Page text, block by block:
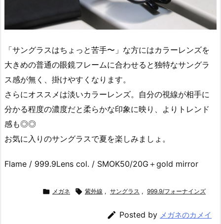
「サングラスはちょっと苦手〜」な方にはカラーレンズを
大きめの普通の眼鏡フレームに合わせると独特なサングラ
ス感が無く、掛けやすくなります︎。
さらにオススメは淡いカラーレンズ。自分の視線が相手に
分かる程度の濃度だと柔らかな印象に映り、よりトレンド
感も◎◎
お気に入りのサングラスで夏を楽しみましょ。
Flame / 999.9Lens col. / SMOK50/20G＋gold mirror
 メガネ  紫外線 , サングラス , 999.9/フォーナインズ
 Posted by メガネのカメイ